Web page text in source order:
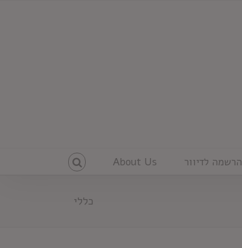
הרשמה לדיוור About Us
כללי